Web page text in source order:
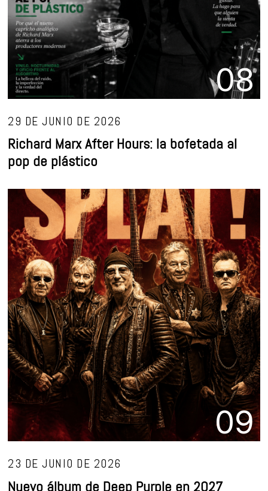
08
29 DE JUNIO DE 2026
Richard Marx After Hours: la bofetada al
pop de plástico
09
23 DE JUNIO DE 2026
Nuevo álbum de Deep Purple en 2027